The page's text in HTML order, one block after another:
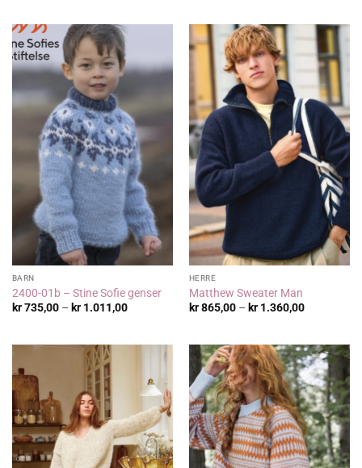
BARN
2400-01b – Stine Sofie genser
kr735,00 – kr1.011,00Prisområde:
HERRE
Matthew Sweater Man
kr865,00 – kr1.360,00